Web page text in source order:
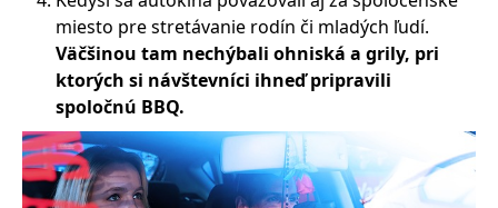
miesto pre stretávanie rodín či mladých ľudí.
Väčšinou tam nechýbali ohniská a grily, pri
ktorých si návštevníci ihneď pripravili
spoločnú BBQ.